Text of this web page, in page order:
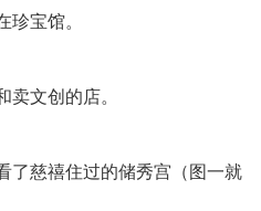
宝馆。
文创的店。
了慈禧住过的储秀宫（图一就